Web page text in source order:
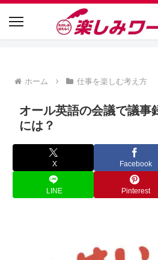
ホーム 仕事を楽しむ考え方
オール英語の会議で議事
には？
X Facebook
LINE Pinterest